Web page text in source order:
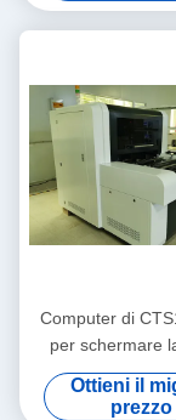
Computer di
per schermare
400nm-
Ottieni il
prezzo